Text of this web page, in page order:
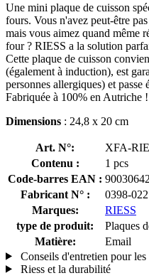
Une mini plaque de cuisson
fours. Vous n'avez peut-être
mais vous aimez quand même
four ? RIESS a la solution
Cette plaque de cuisson
(également à induction), est
personnes allergiques) et passe
Fabriquée à 100% en Autriche !
Dimensions : 24,8 x 20 cm
Art. N°:
XFA-
Contenu :
1 pcs
Code-barres EAN :
Fabricant N° :
0398-022
Marques:
RIESS
type de produit:
Plaques
Matière:
Email
Conseils d'entretien pour
Riess et la durabilité